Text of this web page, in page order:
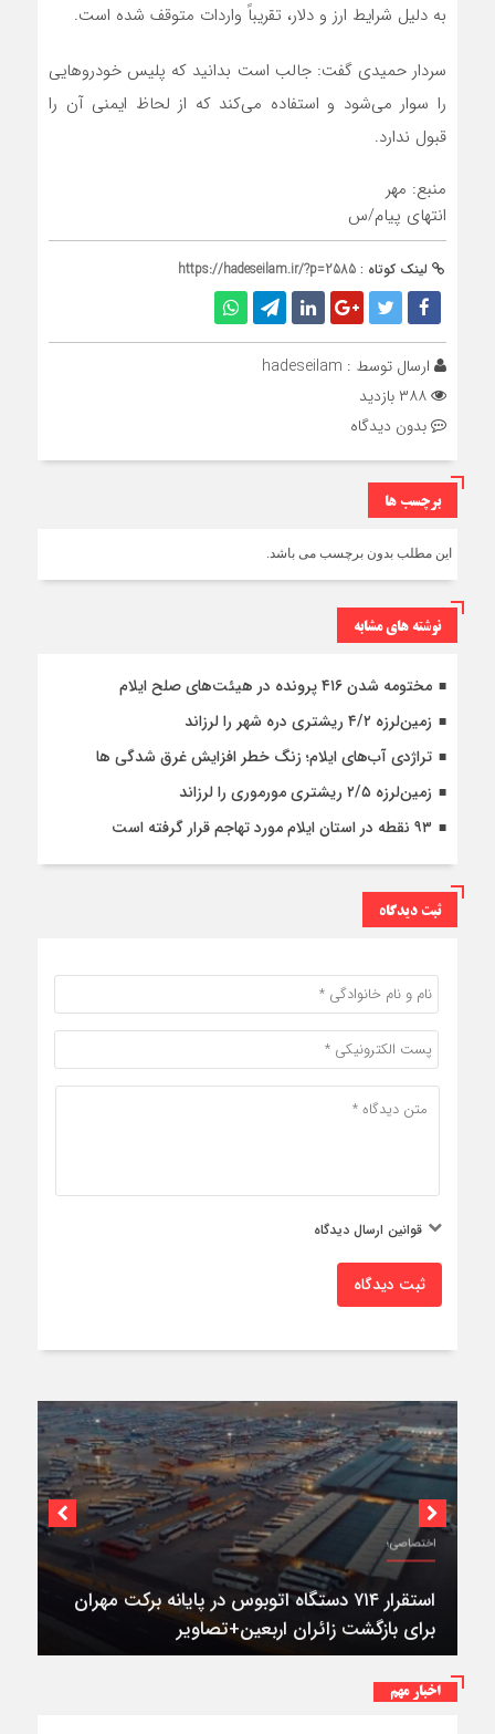
به دلیل شرایط ارز و دلار، تقریباً واردات متوقف شده است.
سردار حمیدی گفت: جالب است بدانید که پلیس خودروهایی
را سوار می‌شود و استفاده می‌کند که از لحاظ ایمنی آن را
قبول ندارد.
منبع: مهر
انتهای پیام/س
لینک کوتاه : https://hadeseilam.ir/?p=2585
ارسال توسط : hadeseilam
بدون دیدگاه
برچسب ها
این مطلب بدون برچسب می باشد.
نوشته های مشابه
مختومه شدن ۴۱۶ پرونده در هیئت‌های صلح ایلام
زمین‌لرزه ۴/۲ ریشتری دره شهر را لرزاند
تراژدی آب‌های ایلام؛ زنگ خطر افزایش غرق شدگی ها
زمین‌لرزه ۲/۵ ریشتری مورموری را لرزاند
۹۳ نقطه در استان ایلام مورد تهاجم قرار گرفته است
ثبت دیدگاه
قوانین ارسال دیدگاه
ثبت دیدگاه
اختصاصی؛
استقرار ۷۱۴ دستگاه اتوبوس در پایانه برکت مهران
برای بازگشت زائران اربعین+تصاویر
اخبار مهم